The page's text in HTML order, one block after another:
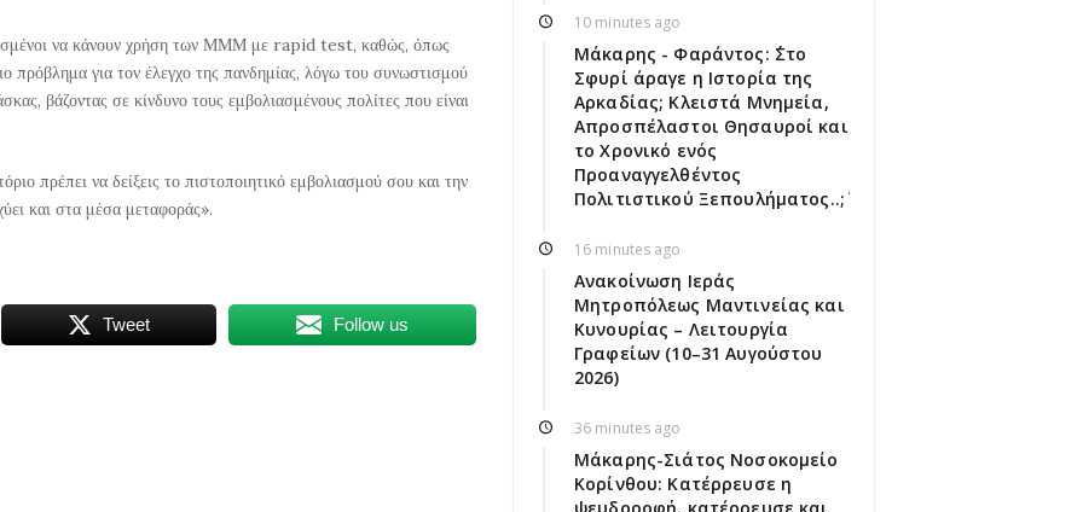
να κάνουν χρήση των ΜΜΜ με rapid test, καθώς, όπως
πρόβλημα για τον έλεγχο της πανδημίας, λόγω του συνωστισμού
βάζοντας σε κίνδυνο τους εμβολιασμένους πολίτες που είναι
πρέπει να δείξεις το πιστοποιητικό εμβολιασμού σου και την
και στα μέσα μεταφοράς».
Tweet Follow us
10 minutes ago
Μάκαρης - Φαράντος: ΄΄Στο
Σφυρί άραγε η Ιστορία της
Αρκαδίας; Κλειστά Μνημεία,
Απροσπέλαστοι Θησαυροί και
το Χρονικό ενός
Προαναγγελθέντος
Πολιτιστικού Ξεπουλήματος..;΄΄
16 minutes ago
Ανακοίνωση Ιεράς
Μητροπόλεως Μαντινείας και
Κυνουρίας – Λειτουργία
Γραφείων (10–31 Αυγούστου
2026)
36 minutes ago
Μάκαρης-Σιάτος Νοσοκομείο
Κορίνθου: Κατέρρευσε η